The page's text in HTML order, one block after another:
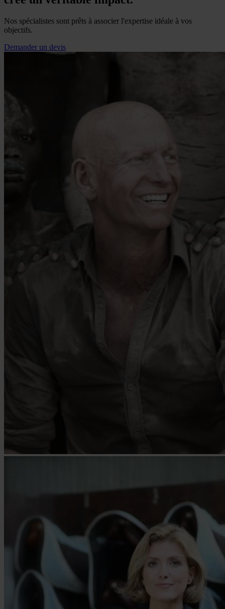
Nos spécialistes sont prêts à associer l'expertise idéale à vos
objectifs.
Demander un devis